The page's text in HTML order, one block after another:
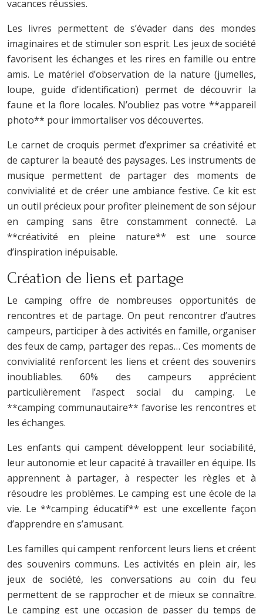
vacances réussies.
Les livres permettent de s’évader dans des mondes
imaginaires et de stimuler son esprit. Les jeux de société
favorisent les échanges et les rires en famille ou entre
amis. Le matériel d’observation de la nature (jumelles,
loupe, guide d’identification) permet de découvrir la
faune et la flore locales. N’oubliez pas votre **appareil
photo** pour immortaliser vos découvertes.
Le carnet de croquis permet d’exprimer sa créativité et
de capturer la beauté des paysages. Les instruments de
musique permettent de partager des moments de
convivialité et de créer une ambiance festive. Ce kit est
un outil précieux pour profiter pleinement de son séjour
en camping sans être constamment connecté. La
**créativité en pleine nature** est une source
d’inspiration inépuisable.
Création de liens et partage
Le camping offre de nombreuses opportunités de
rencontres et de partage. On peut rencontrer d’autres
campeurs, participer à des activités en famille, organiser
des feux de camp, partager des repas… Ces moments de
convivialité renforcent les liens et créent des souvenirs
inoubliables. 60% des campeurs apprécient
particulièrement l’aspect social du camping. Le
**camping communautaire** favorise les rencontres et
les échanges.
Les enfants qui campent développent leur sociabilité,
leur autonomie et leur capacité à travailler en équipe. Ils
apprennent à partager, à respecter les règles et à
résoudre les problèmes. Le camping est une école de la
vie. Le **camping éducatif** est une excellente façon
d’apprendre en s’amusant.
Les familles qui campent renforcent leurs liens et créent
des souvenirs communs. Les activités en plein air, les
jeux de société, les conversations au coin du feu
permettent de se rapprocher et de mieux se connaître.
Le camping est une occasion de passer du temps de